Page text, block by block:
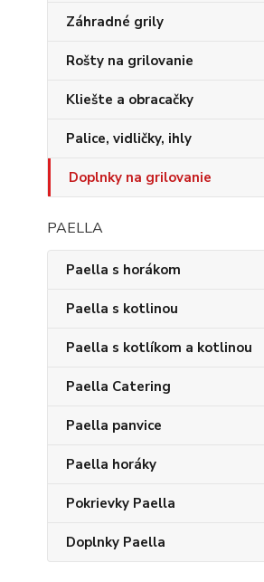
Záhradné grily
Rošty na grilovanie
Kliešte a obracačky
Palice, vidličky, ihly
Doplnky na grilovanie
PAELLA
Paella s horákom
Paella s kotlinou
Paella s kotlíkom a kotlinou
Paella Catering
Paella panvice
Paella horáky
Pokrievky Paella
Doplnky Paella